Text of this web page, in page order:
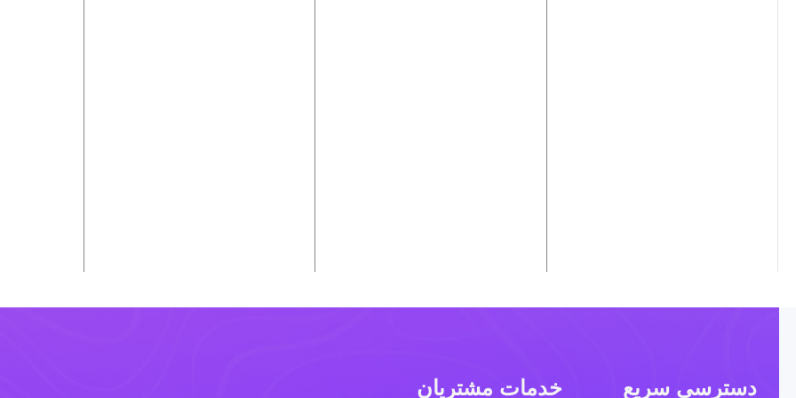
دسترسی سریع خدمات مشتریان